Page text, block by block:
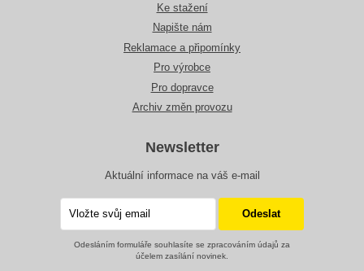
Ke stažení
Napište nám
Reklamace a připomínky
Pro výrobce
Pro dopravce
Archiv změn provozu
Newsletter
Aktuální informace na váš e-mail
Odesláním formuláře souhlasíte se zpracováním údajů za
účelem zasílání novinek.